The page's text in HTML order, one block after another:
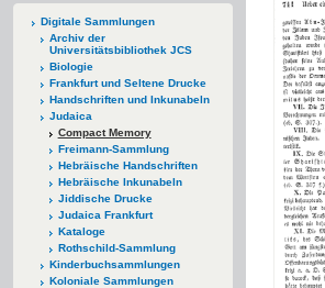
Digitale Sammlungen
Archiv der
Universitätsbibliothek JCS
Biologie
Frankfurt und Seltene Drucke
Handschriften und Inkunabeln
Judaica
Compact Memory
Freimann-Sammlung
Hebräische Handschriften
Hebräische Inkunabeln
Jiddische Drucke
Judaica Frankfurt
Kataloge
Rothschild-Sammlung
Kinderbuchsammlungen
Koloniale Sammlungen